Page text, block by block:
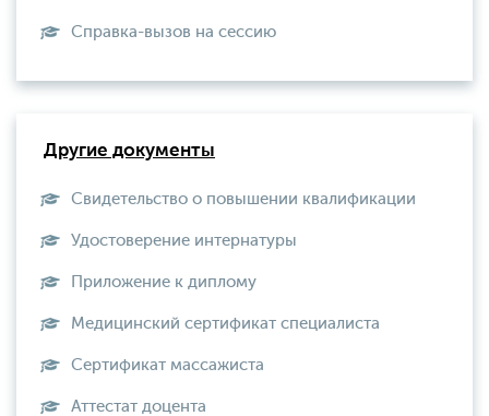
Справка-вызов на сессию
Другие документы
Свидетельство о повышении квалификации
Удостоверение интернатуры
Приложение к диплому
Медицинский сертификат специалиста
Сертификат массажиста
Аттестат доцента